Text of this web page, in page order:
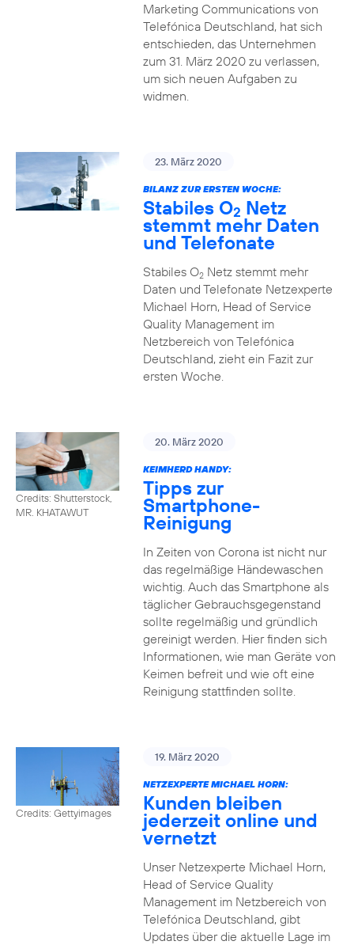
Marketing Communications von
Telefónica Deutschland, hat sich
entschieden, das Unternehmen
zum 31. März 2020 zu verlassen,
um sich neuen Aufgaben zu
widmen.
23. März 2020
BILANZ ZUR ERSTEN WOCHE:
Stabiles O2 Netz
stemmt mehr Daten
und Telefonate
Stabiles O2Netz stemmt mehr
Daten und Telefonate Netzexperte
Michael Horn, Head of Service
Quality Management im
Netzbereich von Telefónica
Deutschland, zieht ein Fazit zur
ersten Woche.
Credits: Shutterstock,
MR. KHATAWUT
20. März 2020
KEIMHERD HANDY:
Tipps zur
Smartphone-
Reinigung
In Zeiten von Corona ist nicht nur
das regelmäßige Händewaschen
wichtig. Auch das Smartphone als
täglicher Gebrauchsgegenstand
sollte regelmäßig und gründlich
gereinigt werden. Hier finden sich
Informationen, wie man Geräte von
Keimen befreit und wie oft eine
Reinigung stattfinden sollte.
Credits: Gettyimages
19. März 2020
NETZEXPERTE MICHAEL HORN:
Kunden bleiben
jederzeit online und
vernetzt
Unser Netzexperte Michael Horn,
Head of Service Quality
Management im Netzbereich von
Telefónica Deutschland, gibt
Updates über die aktuelle Lage im